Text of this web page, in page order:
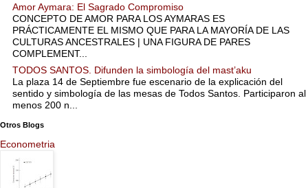
Amor Aymara: El Sagrado Compromiso
CONCEPTO DE AMOR PARA LOS AYMARAS ES
PRÁCTICAMENTE EL MISMO QUE PARA LA MAYORÍA DE LAS
CULTURAS ANCESTRALES | UNA FIGURA DE PARES
COMPLEMENT...
TODOS SANTOS. Difunden la simbología del mast’aku
La plaza 14 de Septiembre fue escenario de la explicación del
sentido y simbología de las mesas de Todos Santos. Participaron al
menos 200 n...
Otros Blogs
Econometria